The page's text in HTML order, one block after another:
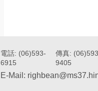
電話: (06)593-
6915
傳真:
9405
E-Mail: